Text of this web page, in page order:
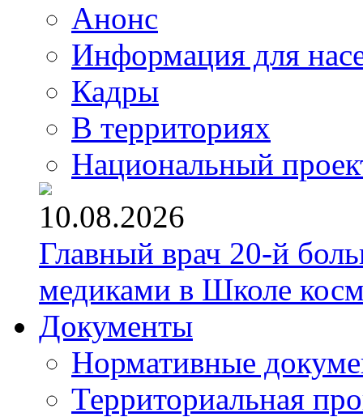
Анонс
Информация для
Кадры
В территориях
Национальный
10.08.2026
Главный врач 20-й
медиками в Школе
Документы
Нормативные
Территориальная